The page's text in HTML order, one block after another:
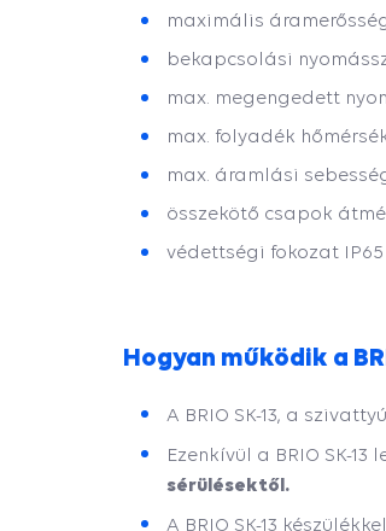
maximális
bekapcsolási
max. megengedett
max. folyadék
max. áramlási
összekötő csapok
védettségi fokozat IP65
Hogyan működik a
A BRIO SK-13, a
Ezenkívül a BRIO SK-
sérülésektől.
A BRIO SK-13 készülékkel